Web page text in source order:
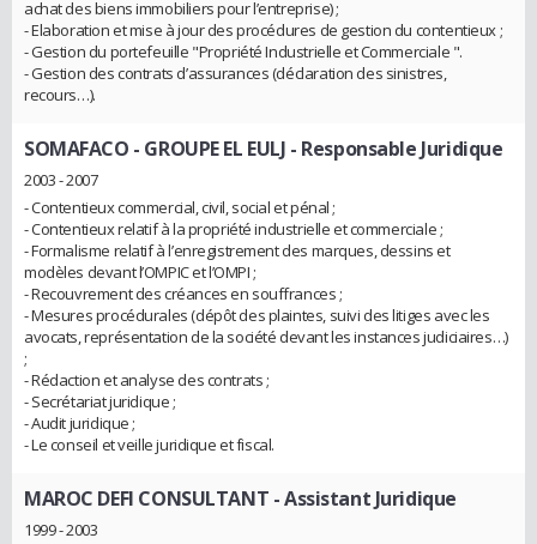
achat des biens immobiliers pour l’entreprise) ;
- Elaboration et mise à jour des procédures de gestion du contentieux ;
- Gestion du portefeuille "Propriété Industrielle et Commerciale ".
- Gestion des contrats d’assurances (déclaration des sinistres,
recours…).
SOMAFACO - GROUPE EL EULJ - Responsable Juridique
2003 - 2007
- Contentieux commercial, civil, social et pénal ;
- Contentieux relatif à la propriété industrielle et commerciale ;
- Formalisme relatif à l’enregistrement des marques, dessins et
modèles devant l’OMPIC et l’OMPI ;
- Recouvrement des créances en souffrances ;
- Mesures procédurales (dépôt des plaintes, suivi des litiges avec les
avocats, représentation de la société devant les instances judiciaires…)
;
- Rédaction et analyse des contrats ;
- Secrétariat juridique ;
- Audit juridique ;
- Le conseil et veille juridique et fiscal.
MAROC DEFI CONSULTANT - Assistant Juridique
1999 - 2003